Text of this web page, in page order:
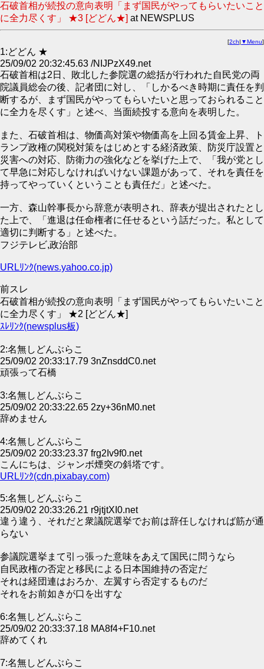
石破首相が続投の意向表明「まず国民がやってもらいたいこと
に全力尽くす」 ★3 [どどん★] at NEWSPLUS
[2ch| ▼Menu]
1:どどん ★
25/09/02 20:32:45.63 /NIJPzX49.net
石破首相は2日、敗北した参院選の総括が行われた自民党の両
院議員総会の後、記者団に対し、「しかるべき時期に責任を判
断するが、まず国民がやってもらいたいと思っておられること
に全力を尽くす」と述べ、当面続投する意向を表明した。
また、石破首相は、物価高対策や物価高を上回る賃金上昇、ト
ランプ政権の関税対策をはじめとする経済政策、防災庁設置と
災害への対応、防衛力の強化などを挙げた上で、「我が党とし
て早急に対応しなければいけない課題があって、それを責任を
持ってやっていくということも責任だ」と述べた。
一方、森山幹事長から辞意が表明され、辞表が提出されたとし
た上で、「進退は任命権者に任せるという話だった。私として
適切に判断する」と述べた。
フジテレビ,政治部
URLﾘﾝｸ(news.yahoo.co.jp)
前スレ
石破首相が続投の意向表明「まず国民がやってもらいたいこと
に全力尽くす」 ★2 [どどん★]
ｽﾚﾘﾝｸ(newsplus板)
2:名無しどんぶらこ
25/09/02 20:33:17.79 3nZnsddC0.net
頑張って石橋
3:名無しどんぶらこ
25/09/02 20:33:22.65 2zy+36nM0.net
辞めません
4:名無しどんぶらこ
25/09/02 20:33:23.37 frg2Iv9f0.net
こんにちは、ジャンボ煙突の斜塔です。
URLﾘﾝｸ(cdn.pixabay.com)
5:名無しどんぶらこ
25/09/02 20:33:26.21 r9jtjtXI0.net
違う違う、それだと衆議院選挙でお前は辞任しなければ筋が通
らない
参議院選挙まて引っ張った意味をあえて国民に問うなら
自民政権の否定と移民による日本国維持の否定だ
それは経団連はおろか、左翼すら否定するものだ
それをお前如きが口を出すな
6:名無しどんぶらこ
25/09/02 20:33:37.18 MA8f4+F10.net
辞めてくれ
7:名無しどんぶらこ